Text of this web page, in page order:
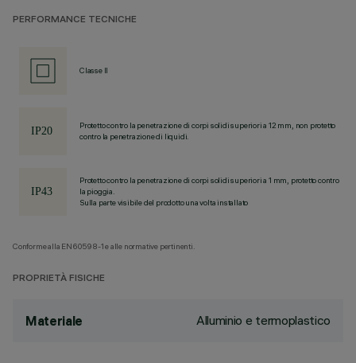
PERFORMANCE TECNICHE
Classe II
Protetto contro la penetrazione di corpi solidi superiori a 12 mm, non protetto
contro la penetrazione di liquidi.
Protetto contro la penetrazione di corpi solidi superiori a 1 mm, protetto contro
la pioggia.
Sulla parte visibile del prodotto una volta installato
Conforme alla EN60598-1 e alle normative pertinenti.
PROPRIETÀ FISICHE
Materiale Alluminio e termoplastico